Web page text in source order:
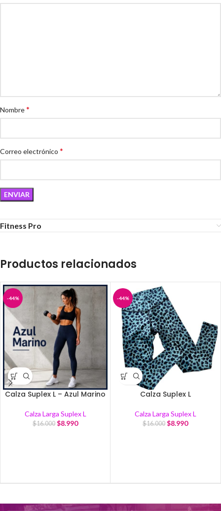
Nombre*
Correo electrónico *
Fitness Pro
Productos relacionados
-44%
Calza Suplex L – Azul Marino
Calza Larga Suplex L
$16.000 $8.990
-44%
Calza Suplex L
Calza Larga Suplex L
$16.000 $8.990